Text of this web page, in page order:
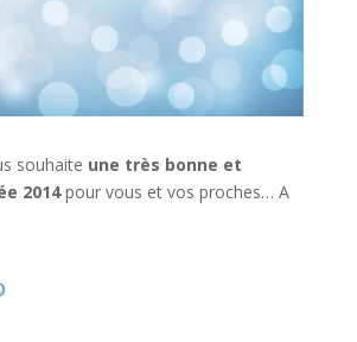
souhaite une très bonne et
2014pour vous et vos proches… A